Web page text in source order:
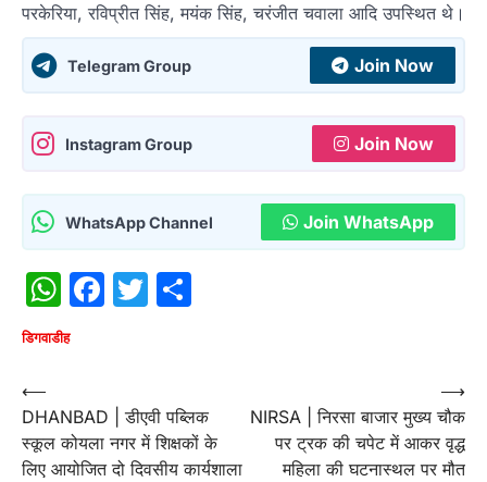
परकेरिया, रविप्रीत सिंह, मयंक सिंह, चरंजीत चवाला आदि उपस्थित थे।
Telegram Group Join Now
Instagram Group Join Now
WhatsApp Channel Join WhatsApp
WhatsApp
Facebook
Twitter
डिगवाडीह
Post
navigation
⟵
DHANBAD | डीएवी पब्लिक
स्कूल कोयला नगर में शिक्षकों के
लिए आयोजित दो दिवसीय कार्यशाला
NIRSA | निरसा बाजार मुख्य चौक
पर ट्रक की चपेट में आकर वृद्ध
महिला की घटनास्थल पर मौत
⟶